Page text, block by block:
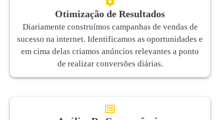
Otimização de Resultados
Diariamente construímos campanhas de vendas de
sucesso na internet. Identificamos as oportunidades e
em cima delas criamos anúncios relevantes a ponto
de realizar conversões diárias.